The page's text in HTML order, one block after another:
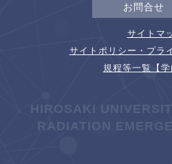
お問合せ
サイトマ
サイトポリシー・プラ
規程等一覧【学
HIROSAKI
RADIATION